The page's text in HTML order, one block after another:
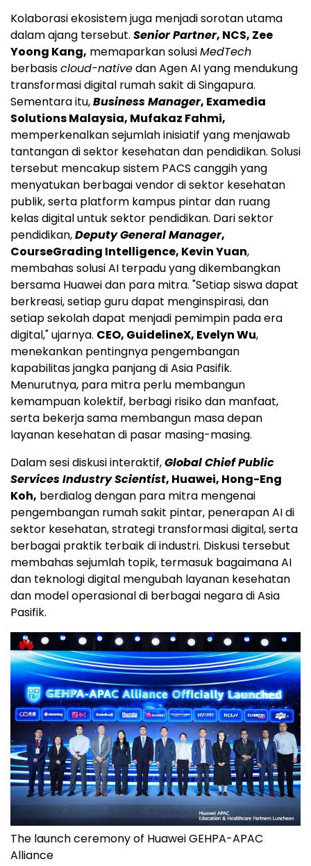
Kolaborasi ekosistem juga menjadi sorotan utama
dalam ajang tersebut. Senior Partner, NCS, Zee
Yoong Kang, memaparkan solusiMedTech
berbasiscloud-nativedan Agen AI yang mendukung
transformasi digital rumah sakit di Singapura.
Sementara itu,Business Manager, Examedia
Solutions Malaysia, Mufakaz Fahmi,
memperkenalkan sejumlah inisiatif yang menjawab
tantangan di sektor kesehatan dan pendidikan. Solusi
tersebut mencakup sistem PACS canggih yang
menyatukan berbagai vendor di sektor kesehatan
publik, serta platform kampus pintar dan ruang
kelas digital untuk sektor pendidikan. Dari sektor
pendidikan,Deputy General Manager,
CourseGrading Intelligence, Kevin Yuan,
membahas solusi AI terpadu yang dikembangkan
bersama Huawei dan para mitra. "Setiap siswa dapat
berkreasi, setiap guru dapat menginspirasi, dan
setiap sekolah dapat menjadi pemimpin pada era
digital," ujarnya. CEO, GuidelineX, Evelyn Wu,
menekankan pentingnya pengembangan
kapabilitas jangka panjang di Asia Pasifik.
Menurutnya, para mitra perlu membangun
kemampuan kolektif, berbagi risiko dan manfaat,
serta bekerja sama membangun masa depan
layanan kesehatan di pasar masing-masing.
Dalam sesi diskusi interaktif,Global Chief Public
Services Industry Scientist, Huawei, Hong-Eng
Koh, berdialog dengan para mitra mengenai
pengembangan rumah sakit pintar, penerapan AI di
sektor kesehatan, strategi transformasi digital, serta
berbagai praktik terbaik di industri. Diskusi tersebut
membahas sejumlah topik, termasuk bagaimana AI
dan teknologi digital mengubah layanan kesehatan
dan model operasional di berbagai negara di Asia
Pasifik.
The launch ceremony of Huawei GEHPA-APAC
Alliance